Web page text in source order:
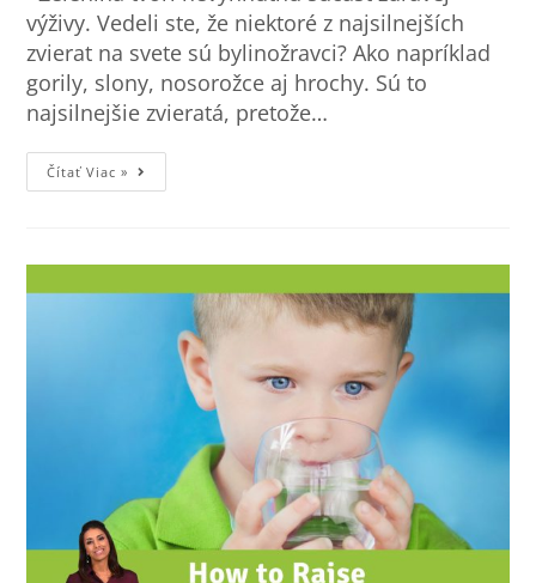
výživy. Vedeli ste, že niektoré z najsilnejších
zvierat na svete sú bylinožravci? Ako napríklad
gorily, slony, nosorožce aj hrochy. Sú to
najsilnejšie zvieratá, pretože…
Čítať Viac »